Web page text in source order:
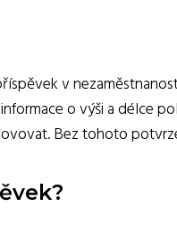
v
o výši a délce
Bez tohoto